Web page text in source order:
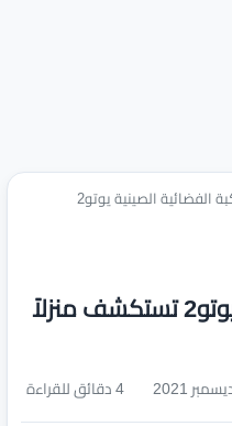
المركبة الفضائية الصينية يوتو2
المركبة الفضائية الصينية يوتو2 تستكشف منزلاً